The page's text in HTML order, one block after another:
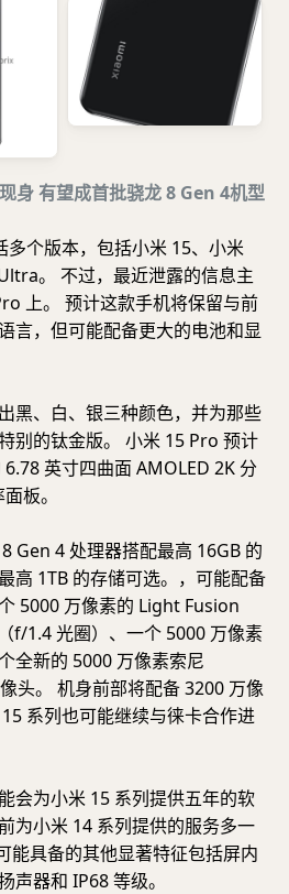
身 有望成首批骁龙 8 Gen 4机型
多个版本，包括小米 15、小米
。 不过，最近泄露的信息主
上。 预计这款手机将保留与前
言，但可能配备更大的电池和显
黑、白、银三种颜色，并为那些
别的钛金版。 小米 15 Pro 预计
英寸四曲面 AMOLED 2K 分
板。
Gen 4 处理器搭配最高 16GB 的
高 1TB 的存储可选。，可能配备
5000 万像素的 Light Fusion
f/1.4 光圈）、一个 5000 万像素
全新的 5000 万像素索尼
头。 机身前部将配备 3200 万像
系列也可能继续与徕卡合作进
会为小米 15 系列提供五年的软
为小米 14 系列提供的服务多一
能具备的其他显著特征包括屏内
声器和 IP68 等级。